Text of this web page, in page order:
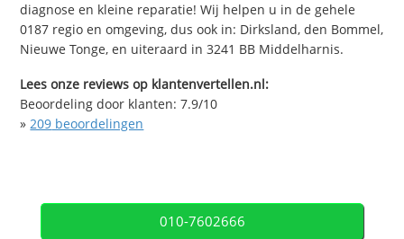
diagnose en kleine reparatie! Wij helpen u in de gehele
0187 regio en omgeving, dus ook in: Dirksland, den Bommel,
Nieuwe Tonge, en uiteraard in 3241 BB Middelharnis.
Lees onze reviews op klantenvertellen.nl:
Beoordeling door klanten:7.9/10
»209 beoordelingen
010-7602666